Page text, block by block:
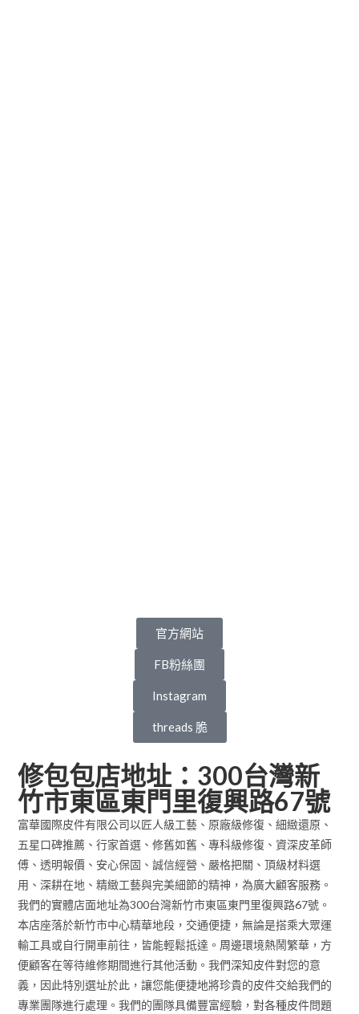
官方網站
FB粉絲團
Instagram
threads 脆
修包包店地址：300台灣新
竹市東區東門里復興路67號
富華國際皮件有限公司以匠人級工藝、原廠級修復、細緻還原、
五星口碑推薦、行家首選、修舊如舊、專科級修復、資深皮革師
傅、透明報價、安心保固、誠信經營、嚴格把關、頂級材料選
用、深耕在地、精緻工藝與完美細節的精神，為廣大顧客服務。
我們的實體店面地址為300台灣新竹市東區東門里復興路67號。
本店座落於新竹市中心精華地段，交通便捷，無論是搭乘大眾運
輸工具或自行開車前往，皆能輕鬆抵達。周邊環境熱鬧繁華，方
便顧客在等待維修期間進行其他活動。我們深知皮件對您的意
義，因此特別選址於此，讓您能便捷地將珍貴的皮件交給我們的
專業團隊進行處理。我們的團隊具備豐富經驗，對各種皮件問題